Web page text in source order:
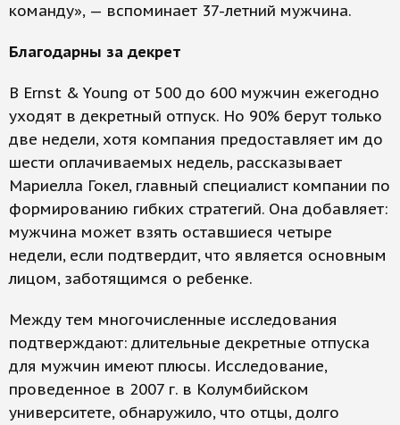
команду», — вспоминает 37-летний мужчина.
Благодарны за декрет
В Ernst & Young от 500 до 600 мужчин ежегодно
уходят в декретный отпуск. Но 90% берут только
две недели, хотя компания предоставляет им до
шести оплачиваемых недель, рассказывает
Мариелла Гокел, главный специалист компании по
формированию гибких стратегий. Она добавляет:
мужчина может взять оставшиеся четыре
недели, если подтвердит, что является основным
лицом, заботящимся о ребенке.
Между тем многочисленные исследования
подтверждают: длительные декретные отпуска
для мужчин имеют плюсы. Исследование,
проведенное в 2007 г. в Колумбийском
университете, обнаружило, что отцы, долго